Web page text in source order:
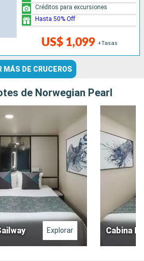
US$ 1,099 +Tasas
Créditos para excursiones
Hasta 50% Off
MÁS DE CRUCEROS
de Norwegian Pearl
Explorar Cabina